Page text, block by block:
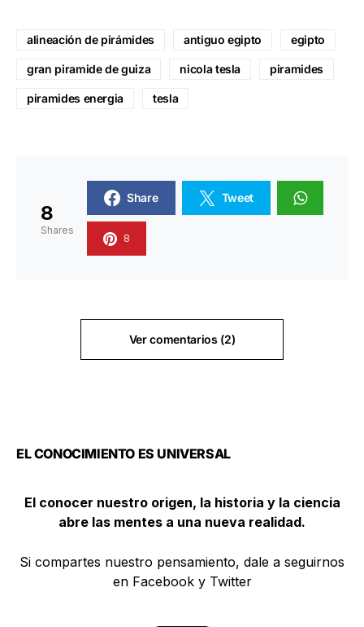
alineación de pirámides antiguo egipto egipto
gran piramide de guiza nicola tesla piramides
piramides energia tesla
8
Shares
Share Tweet
8
Ver comentarios (2)
EL CONOCIMIENTO ES UNIVERSAL
El conocer nuestro origen, la historia y la ciencia
abre las mentes a una nueva realidad.
Si compartes nuestro pensamiento, dale a seguirnos
en Facebook y Twitter